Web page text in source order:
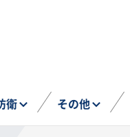
衛 その他